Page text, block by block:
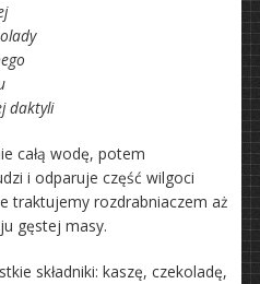
daktyli
całą wodę, potem
i odparuje część wilgoci
traktujemy rozdrabniaczem aż
gęstej masy.
składniki: kaszę, czekoladę,